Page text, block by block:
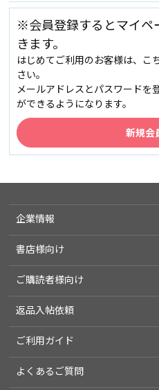
※会員登録するとマイペ
きます。
はじめてご利用のお客様は、こ
さい。
メールアドレスとパスワードを
ができるようになります。
企業情報
書店様向け
ご購読者様向け
返品入帖依頼
ご利用ガイド
よくあるご質問